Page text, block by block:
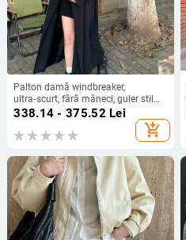
Palton damă windbreaker,
ultra‑scurt, fără mâneci, guler stil
sacou, croială în formă de A, talie
bumbac‑poliester
338.14 - 375.52 Lei
add_shopping_cart